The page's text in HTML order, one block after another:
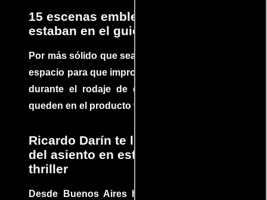
15 escenas emblemáticas que no
estaban en el guion
Por más sólido que sea un guión siempre hay
espacio para que improvisaciones que se dan
durante el rodaje de determinadas escenas
queden en el producto final.
Ricardo Darín te llevará al borde
del asiento en este increíble
thriller
Desde Buenos Aires hasta el mundo, Tesis